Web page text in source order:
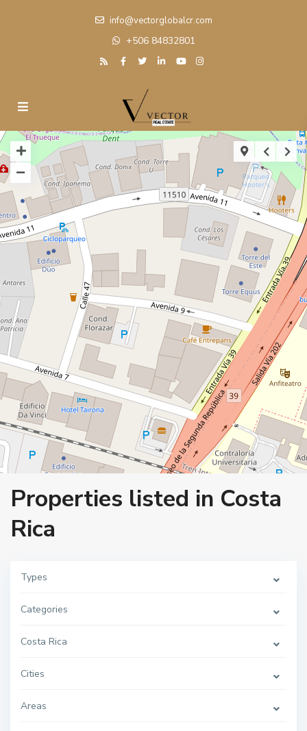
info@vectorglobalcr.com
+506 84832801
Properties listed in Costa
Rica
Types
Categories
Costa Rica
Cities
Areas